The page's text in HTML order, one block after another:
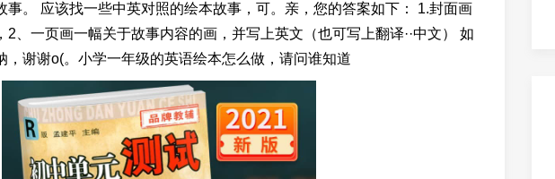
事。 应该找一些中英对照的绘本故事，可。亲，您的答案如下： 1.封面画
2、一页画一幅关于故事内容的画，并写上英文（也可写上翻译··中文） 如
，谢谢o(。小学一年级的英语绘本怎么做，请问谁知道